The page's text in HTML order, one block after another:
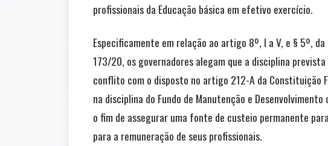
profissionais da Educação básica em efetivo exercício.
Especificamente em relação ao artigo 8º, I a V, e § 5º,
173/20, os governadores alegam que a disciplina
conflito com o disposto no artigo 212-A da Constituição
na disciplina do Fundo de Manutenção e Desenvolvimento
o fim de assegurar uma fonte de custeio permanente
para a remuneração de seus profissionais.